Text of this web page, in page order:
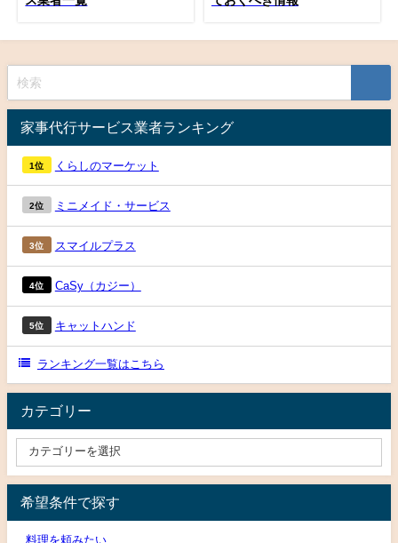
家事代行サービス業者ランキング
1位 くらしのマーケット
2位 ミニメイド・サービス
3位 スマイルプラス
4位 CaSy（カジー）
5位 キャットハンド
ランキング一覧はこちら
カテゴリー
希望条件で探す
料理を頼みたい